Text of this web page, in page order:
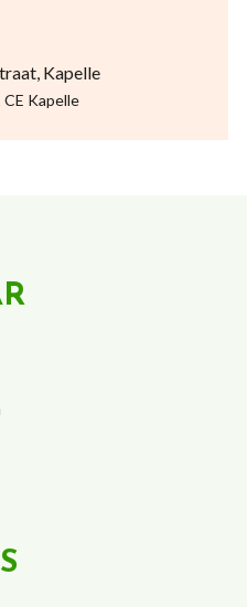
Kapelle
Kapelle